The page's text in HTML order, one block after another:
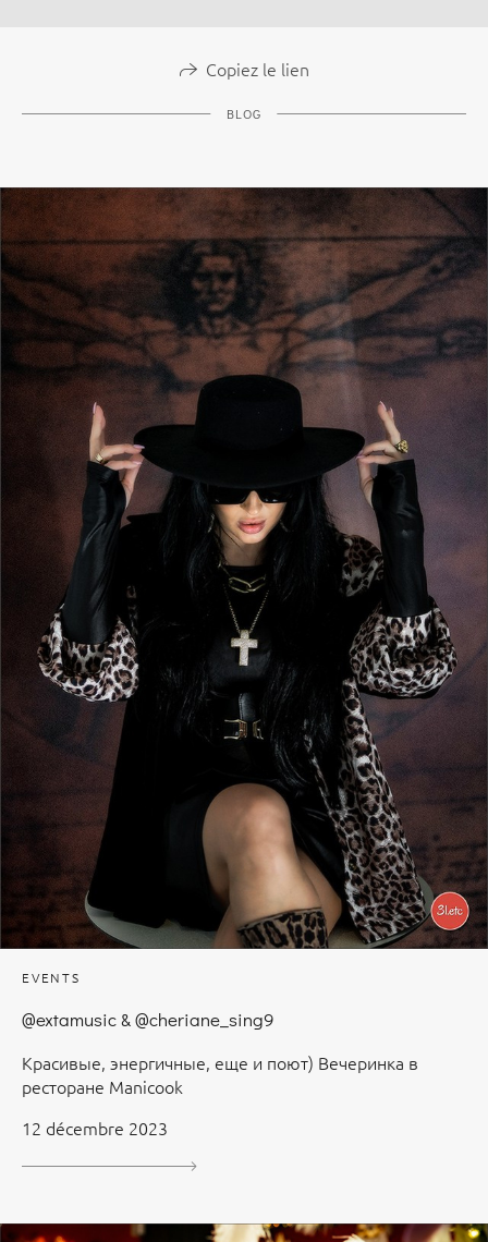
Copiez le lien
BLOG
EVENTS
@extamusic & @cheriane_sing9
Красивые, энергичные, еще и поют) Вечеринка в
ресторане Manicook
12 décembre 2023